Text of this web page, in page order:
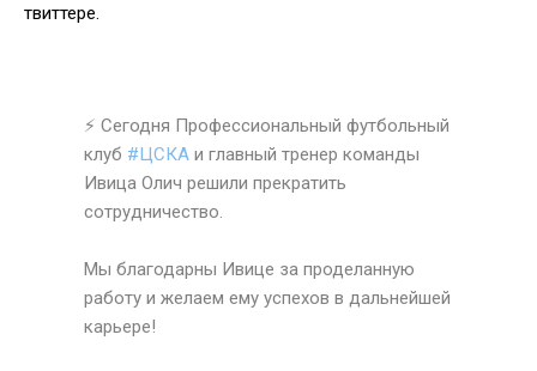
твиттере.
⚡ Сегодня Профессиональный футбольный
клуб #ЦСКА и главный тренер команды
Ивица Олич решили прекратить
сотрудничество.
Мы благодарны Ивице за проделанную
работу и желаем ему успехов в дальнейшей
карьере!